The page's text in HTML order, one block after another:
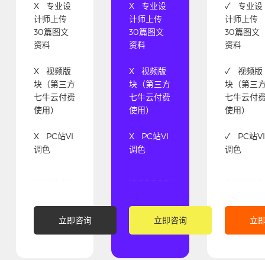
X 专业设
计师上传
30篇图文
资料
X 视频版
块（第三方
七牛云付费
使用）
X PC站VI
调色
立即咨询
X 专业设
计师上传
30篇图文
资料
X 视频版
块（第三方
七牛云付费
使用）
X PC站VI
调色
立即咨询
✓ 专业设
计师上传
30篇图文
资料
✓ 视频版
块（第三
七牛云付
使用）
✓ PC站VI
调色
立